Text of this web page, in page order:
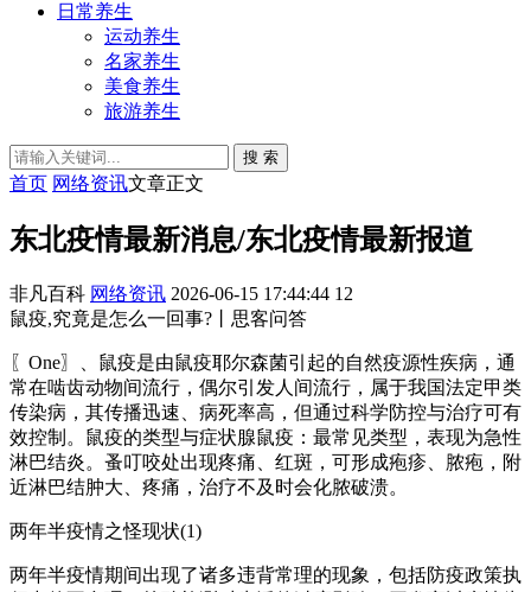
日常养生
运动养生
名家养生
美食养生
旅游养生
搜 索
首页 网络资讯文章正文
东北疫情最新消息/东北疫情最新报道
非凡百科 网络资讯 2026-06-15 17:44:44 12
鼠疫,究竟是怎么一回事?丨思客问答
〖One〗、鼠疫是由鼠疫耶尔森菌引起的自然疫源性疾病，通
常在啮齿动物间流行，偶尔引发人间流行，属于我国法定甲类
传染病，其传播迅速、病死率高，但通过科学防控与治疗可有
效控制。鼠疫的类型与症状腺鼠疫：最常见类型，表现为急性
淋巴结炎。蚤叮咬处出现疼痛、红斑，可形成疱疹、脓疱，附
近淋巴结肿大、疼痛，治疗不及时会化脓破溃。
两年半疫情之怪现状(1)
两年半疫情期间出现了诸多违背常理的现象，包括防疫政策执